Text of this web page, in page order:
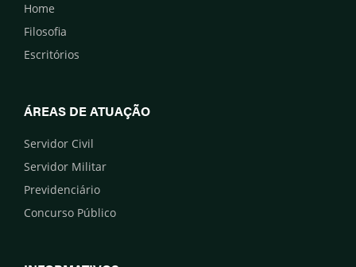
Home
Filosofia
Escritórios
ÁREAS DE ATUAÇÃO
Servidor Civil
Servidor Militar
Previdenciário
Concurso Público